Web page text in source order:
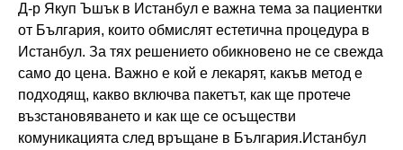
Д-р Якуп Ъшък в Истанбул е важна тема за пациентки
от България, които обмислят естетична процедура в
Истанбул. За тях решението обикновено не се свежда
само до цена. Важно е кой е лекарят, какъв метод е
подходящ, какво включва пакетът, как ще протече
възстановяването и как ще се осъществи
комуникацията след връщане в България.Истанбул